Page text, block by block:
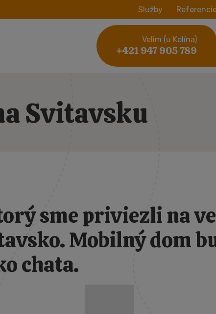
Služby
Velim (u Kolína)
+421 947 905 789
Svitavsku
sme priviezli na
Mobilný dom
chata.